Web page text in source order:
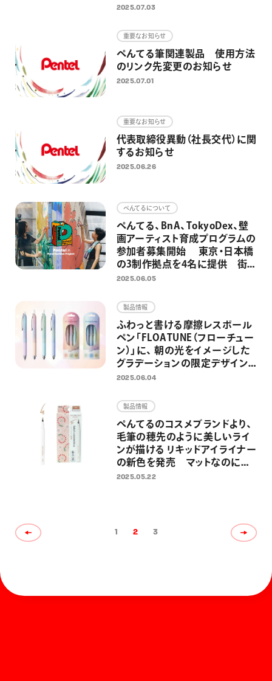
いを楽しめる限定セットも同時
2025.07.03
重要なお知らせ
ぺんてる筆関連製品 使用方法
のリンク先変更のお知らせ
2025.07.01
重要なお知らせ
代表取締役異動（社長交代）に関
するお知らせ
2025.06.26
ぺんてるについて
ぺんてる、BnA、TokyoDex、壁
画アーティスト育成プログラムの
参加者募集開始 東京・日本橋
の3制作拠点を4名に提供 街と
人をアートでつなぎ、アートを日
2025.06.05
製品情報
ふわっと書ける摩擦レスボール
ペン「FLOATUNE（フローチュー
ン）」に、 朝の光をイメージした
グラデーションの限定デザイン
が登場
2025.06.04
製品情報
ぺんてるのコスメブランドより、
毛筆の穂先のように美しいライ
ンが描ける リキッドアイライナー
の新色を発売 マットなのにツ
ヤもあるブラウン系の新色
2025.05.22
1 2 3